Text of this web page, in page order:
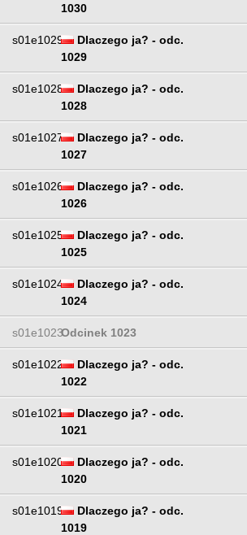
1030
s01e1029
Dlaczego ja? - odc.
1029
s01e1028
Dlaczego ja? - odc.
1028
s01e1027
Dlaczego ja? - odc.
1027
s01e1026
Dlaczego ja? - odc.
1026
s01e1025
Dlaczego ja? - odc.
1025
s01e1024
Dlaczego ja? - odc.
1024
s01e1023Odcinek 1023
s01e1022
Dlaczego ja? - odc.
1022
s01e1021
Dlaczego ja? - odc.
1021
s01e1020
Dlaczego ja? - odc.
1020
s01e1019
Dlaczego ja? - odc.
1019